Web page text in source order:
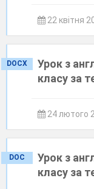
22 квітня
DOCX
Урок з
класу за
24 лютого
DOC
Урок з
класу за